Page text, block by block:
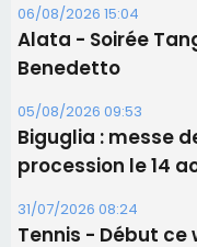
06/08/2026 15:04
Alata - Soirée
Benedetto
05/08/2026 09:53
Biguglia : messe
procession le 14
31/07/2026 08:24
Tennis - Début